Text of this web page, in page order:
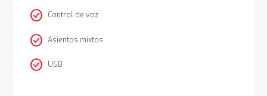
check_circle Control de voz
check_circle Asientos mixtos
check_circle USB